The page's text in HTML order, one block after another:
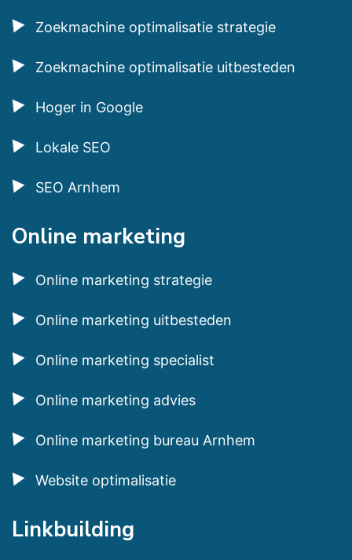
Zoekmachine optimalisatie strategie
Zoekmachine optimalisatie uitbesteden
Hoger in Google
Lokale SEO
SEO Arnhem
Online marketing
Online marketing strategie
Online marketing uitbesteden
Online marketing specialist
Online marketing advies
Online marketing bureau Arnhem
Website optimalisatie
Linkbuilding